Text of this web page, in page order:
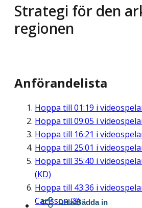
Strategi för den
regionen
Anförandelista
Hoppa till 01:19 i
Hoppa till 09:05 i
Hoppa till 16:21 i
Hoppa till 25:01 i
Hoppa till 35:40 i
(KD)
Hoppa till 43:36 i
Carlsson (S)Dela/Bädda in